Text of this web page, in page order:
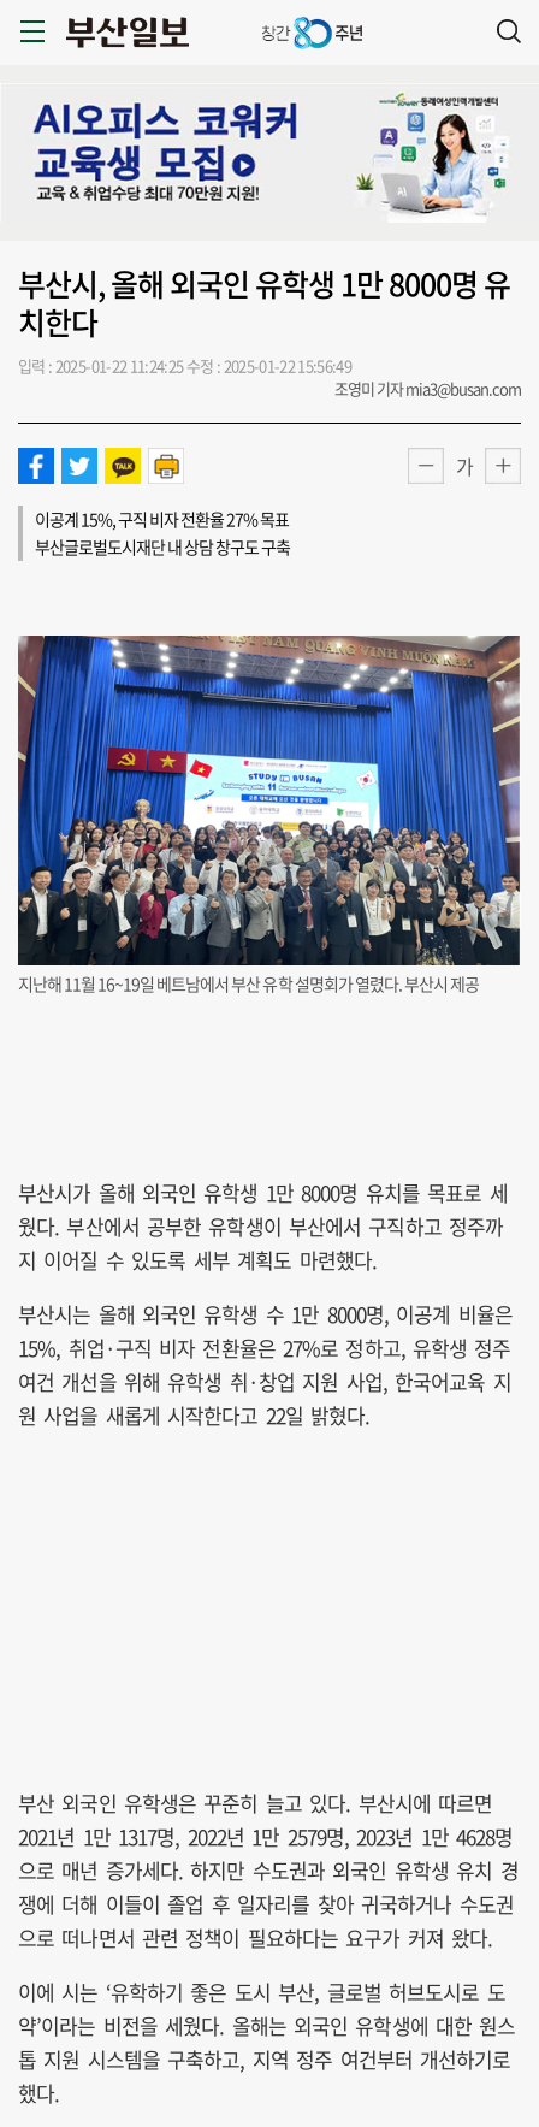
부산시, 올해 외국인 유학생 1만 8000명 유
치한다
입력 : 2025-01-22 11:24:25수정 : 2025-01-22 15:56:49
조영미 기자 mia3@busan.com
가
이공계 15%, 구직 비자 전환율 27% 목표
부산글로벌도시재단 내 상담 창구도 구축
지난해 11월 16~19일 베트남에서 부산 유학 설명회가 열렸다. 부산시 제공
부산시가 올해 외국인 유학생 1만 8000명 유치를 목표로 세
웠다. 부산에서 공부한 유학생이 부산에서 구직하고 정주까
지 이어질 수 있도록 세부 계획도 마련했다.
부산시는 올해 외국인 유학생 수 1만 8000명, 이공계 비율은
15%, 취업·구직 비자 전환율은 27%로 정하고, 유학생 정주
여건 개선을 위해 유학생 취·창업 지원 사업, 한국어교육 지
원 사업을 새롭게 시작한다고 22일 밝혔다.
부산 외국인 유학생은 꾸준히 늘고 있다. 부산시에 따르면
2021년 1만 1317명, 2022년 1만 2579명, 2023년 1만 4628명
으로 매년 증가세다. 하지만 수도권과 외국인 유학생 유치 경
쟁에 더해 이들이 졸업 후 일자리를 찾아 귀국하거나 수도권
으로 떠나면서 관련 정책이 필요하다는 요구가 커져 왔다.
이에 시는 ‘유학하기 좋은 도시 부산, 글로벌 허브도시로 도
약’이라는 비전을 세웠다. 올해는 외국인 유학생에 대한 원스
톱 지원 시스템을 구축하고, 지역 정주 여건부터 개선하기로
했다.